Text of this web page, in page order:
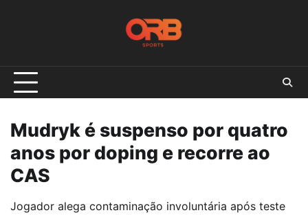
Mudryk é suspenso por quatro
anos por doping e recorre ao
CAS
Jogador alega contaminação involuntária após teste